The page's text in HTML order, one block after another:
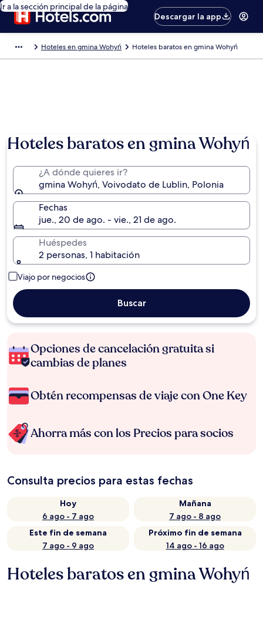
Ir a la sección principal de la página
Descargar la app
Hoteles en gmina Wohyń Hoteles baratos en gmina Wohyń
Hoteles baratos en gmina Wohyń
¿A dónde quieres ir?
gmina Wohyń, Voivodato de Lublin, Polonia
Fechas
jue., 20 de ago. - vie., 21 de ago.
Huéspedes
2 personas, 1 habitación
Viajo por negocios
Buscar
Opciones de cancelación gratuita si
cambias de planes
Obtén recompensas de viaje con One Key
Ahorra más con los Precios para socios
Consulta precios para estas fechas
Hoy
6 ago - 7 ago
Mañana
7 ago - 8 ago
Este fin de semana
7 ago - 9 ago
Próximo fin de semana
14 ago - 16 ago
Hoteles baratos en gmina Wohyń